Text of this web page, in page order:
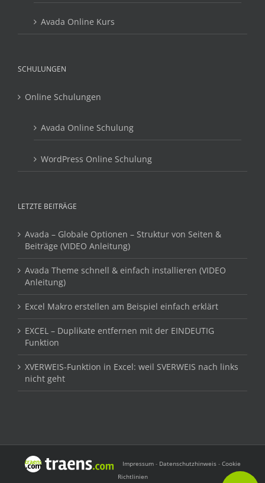
Avada Online Kurs
SCHULUNGEN
Online Schulungen
Avada Online Schulung
WordPress Online Schulung
LETZTE BEITRÄGE
Avada – Globale Optionen – Struktur von Seiten &
Beiträge (VIDEO Anleitung)
Avada Theme schnell & einfach installieren (VIDEO
Anleitung)
Excel Makro erstellen am Beispiel einfach erklärt
EXCEL – Duplikate entfernen mit der EINDEUTIG
Funktion
XVERWEIS-Funktion in Excel: weil SVERWEIS nach links
nicht geht
Impressum-Datenschutzhinweis-Cookie
Richtlinien